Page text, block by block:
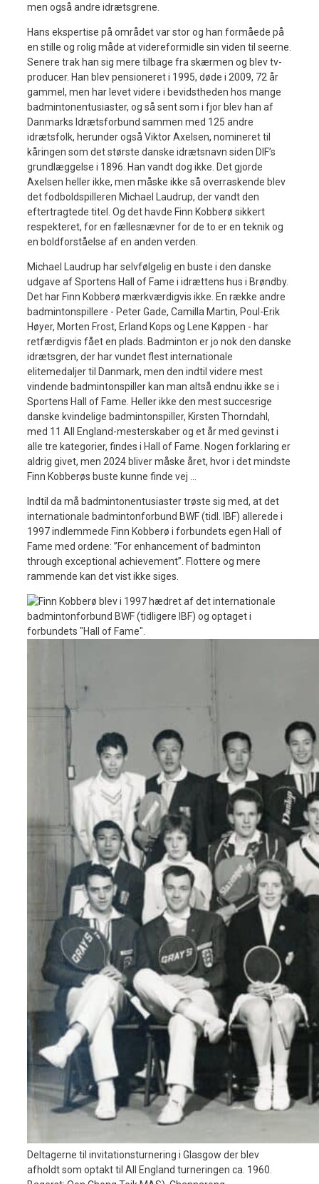
men også andre idrætsgrene.
Hans ekspertise på området var stor og han formåede på
en stille og rolig måde at videreformidle sin viden til seerne.
Senere trak han sig mere tilbage fra skærmen og blev tv-
producer. Han blev pensioneret i 1995, døde i 2009, 72 år
gammel, men har levet videre i bevidstheden hos mange
badmintonentusiaster, og så sent som i fjor blev han af
Danmarks Idrætsforbund sammen med 125 andre
idrætsfolk, herunder også Viktor Axelsen, nomineret til
kåringen som det største danske idrætsnavn siden DIF’s
grundlæggelse i 1896. Han vandt dog ikke. Det gjorde
Axelsen heller ikke, men måske ikke så overraskende blev
det fodboldspilleren Michael Laudrup, der vandt den
eftertragtede titel. Og det havde Finn Kobberø sikkert
respekteret, for en fællesnævner for de to er en teknik og
en boldforståelse af en anden verden.
Michael Laudrup har selvfølgelig en buste i den danske
udgave af Sportens Hall of Fame i idrættens hus i Brøndby.
Det har Finn Kobberø mærkværdigvis ikke. En række andre
badmintonspillere - Peter Gade, Camilla Martin, Poul-Erik
Høyer, Morten Frost, Erland Kops og Lene Køppen - har
retfærdigvis fået en plads. Badminton er jo nok den danske
idrætsgren, der har vundet flest internationale
elitemedaljer til Danmark, men den indtil videre mest
vindende badmintonspiller kan man altså endnu ikke se i
Sportens Hall of Fame. Heller ikke den mest succesrige
danske kvindelige badmintonspiller, Kirsten Thorndahl,
med 11 All England-mesterskaber og et år med gevinst i
alle tre kategorier, findes i Hall of Fame. Nogen forklaring er
aldrig givet, men 2024 bliver måske året, hvor i det mindste
Finn Kobberøs buste kunne finde vej …
Indtil da må badmintonentusiaster trøste sig med, at det
internationale badmintonforbund BWF (tidl. IBF) allerede i
1997 indlemmede Finn Kobberø i forbundets egen Hall of
Fame med ordene: ”For enhancement of badminton
through exceptional achievement”. Flottere og mere
rammende kan det vist ikke siges.
Deltagerne til invitationsturnering i Glasgow der blev
afholdt som optakt til All England turneringen ca. 1960.